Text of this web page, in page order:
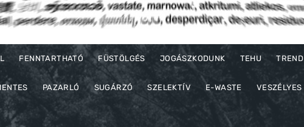
FENNTARTHATÓ FÜSTÖLGÉS JOGÁSZKODUNK TEHU TREND
PAZARLÓ SUGÁRZÓ SZELEKTÍV E-WASTE VESZÉLYES